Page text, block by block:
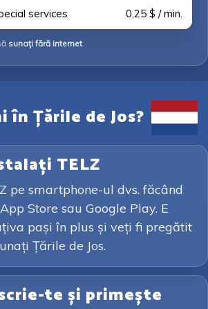
services 0,25 $ / min.
sunați fără internet.
în Țările de Jos?
TELZ
pe smartphone-ul dvs. făcând
Store sau Google Play. E
pași în plus și veți fi pregătit
Țările de Jos.
te și primește